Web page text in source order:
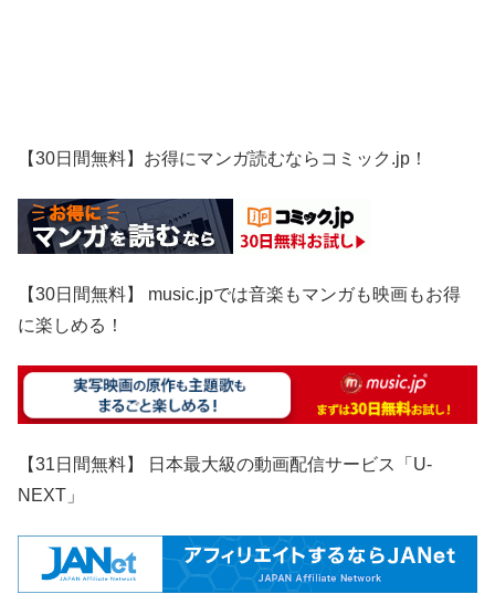
【30日間無料】お得にマンガ読むならコミック.jp！
【30日間無料】 music.jpでは音楽もマンガも映画もお得
に楽しめる！
【31日間無料】 日本最大級の動画配信サービス「U-
NEXT」